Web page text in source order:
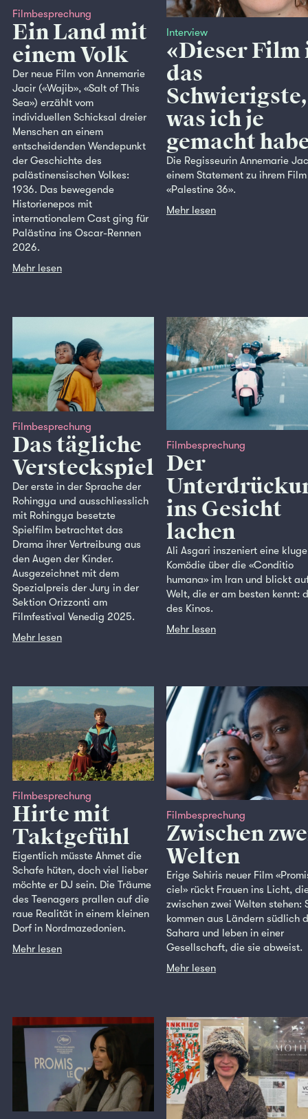
Filmbesprechung
Ein Land mit
einem Volk
Der neue Film von Annemarie
Jacir («Wajib», «Salt of This
Sea») erzählt vom
individuellen Schicksal dreier
Menschen an einem
entscheidenden Wendepunkt
der Geschichte des
palästinensischen Volkes:
1936. Das bewegende
Historienepos mit
internationalem Cast ging für
Palästina ins Oscar-Rennen
2026.
Mehr lesen
Interview
«Dieser Film
das
Schwierigste,
was ich je
gemacht
Die Regisseurin Annemarie
einem Statement zu ihrem Film
«Palestine 36».
Mehr lesen
Filmbesprechung
Das tägliche
Versteckspiel
Der erste in der Sprache der
Rohingya und ausschliesslich
mit Rohingya besetzte
Spielfilm betrachtet das
Drama ihrer Vertreibung aus
den Augen der Kinder.
Ausgezeichnet mit dem
Spezialpreis der Jury in der
Sektion Orizzonti am
Filmfestival Venedig 2025.
Mehr lesen
Filmbesprechung
Der
ins Gesicht
lachen
Ali Asgari inszeniert eine kluge
Komödie über die «Conditio
humana» im Iran und blickt
Welt, die er am besten kennt:
des Kinos.
Mehr lesen
Filmbesprechung
Hirte mit
Taktgefühl
Eigentlich müsste Ahmet die
Schafe hüten, doch viel lieber
möchte er DJ sein. Die Träume
des Teenagers prallen auf die
raue Realität in einem kleinen
Dorf in Nordmazedonien.
Mehr lesen
Filmbesprechung
Zwischen
Welten
Erige Sehiris neuer Film
ciel» rückt Frauen ins Licht,
zwischen zwei Welten stehen:
kommen aus Ländern südlich
Sahara und leben in einer
Gesellschaft, die sie abweist.
Mehr lesen